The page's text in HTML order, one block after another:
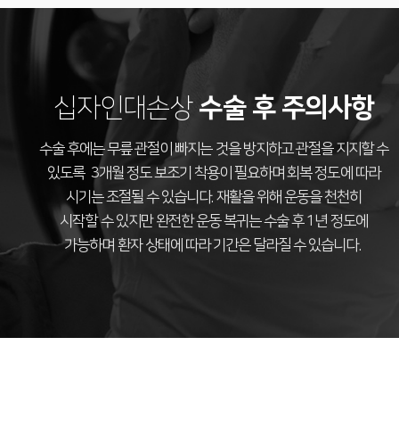
십자인대손상수술 후 주의사항
수술 후에는 무릎 관절이 빠지는 것을 방지하고 관절을 지지할 수
있도록 3개월 정도 보조기 착용이 필요하며 회복 정도에 따라
시기는 조절될 수 있습니다. 재활을 위해 운동을 천천히
시작할 수 있지만 완전한 운동 복귀는 수술 후 1년 정도에
가능하며 환자 상태에 따라 기간은 달라질 수 있습니다.